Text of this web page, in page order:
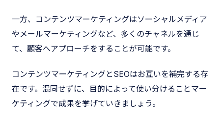
一方、コンテンツマーケティングはソーシャルメディア
やメールマーケティングなど、多くのチャネルを通じ
て、顧客へアプローチをすることが可能です。
コンテンツマーケティングとSEOはお互いを補完する存
在です。混同せずに、目的によって使い分けることマー
ケティングで成果を挙げていきましょう。